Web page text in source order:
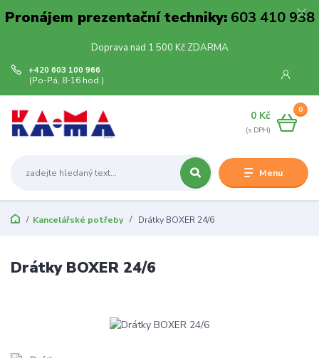
Pronájem prezentační techniky:603 410 938
Doprava nad 1 500 Kč ZDARMA
Menu
+420 603 100 966
(Po-Pá, 8-16 hod.)
0
0 Kč
Kancelářské potřeby Drátky BOXER 24/6
Drátky BOXER 24/6